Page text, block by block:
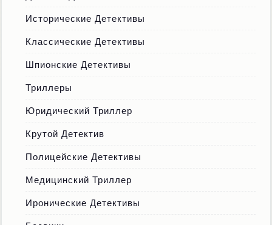
Исторические Детективы
Классические Детективы
Шпионские Детективы
Триллеры
Юридический Триллер
Крутой Детектив
Полицейские Детективы
Медицинский Триллер
Иронические Детективы